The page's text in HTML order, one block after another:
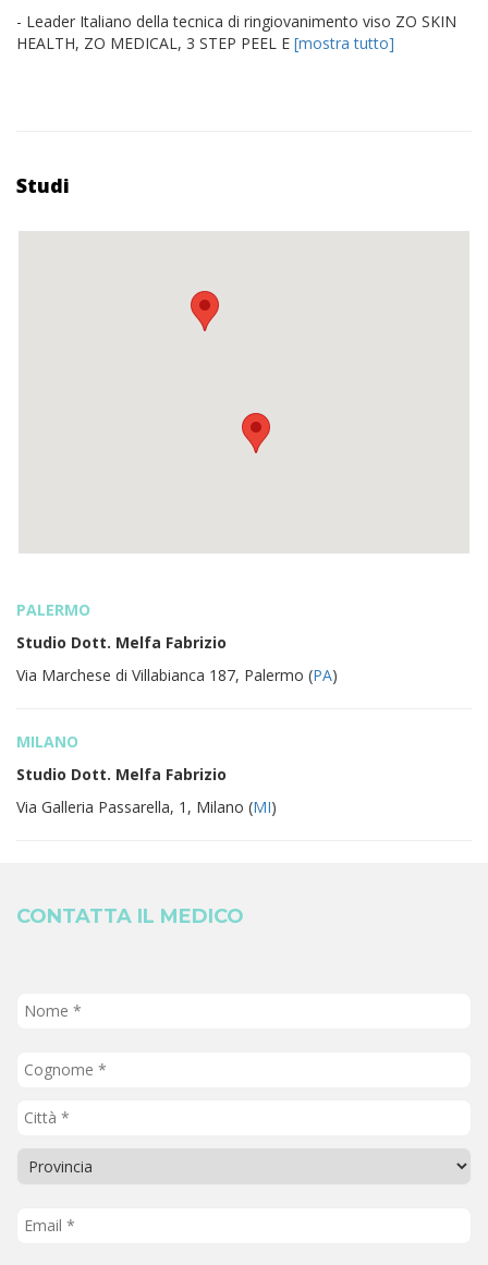
- Leader Italiano della tecnica di ringiovanimento viso ZO SKIN
HEALTH, ZO MEDICAL, 3 STEP PEEL E [mostra tutto]
Studi
PALERMO
Studio Dott. Melfa Fabrizio
Via Marchese di Villabianca 187, Palermo (PA)
MILANO
Studio Dott. Melfa Fabrizio
Via Galleria Passarella, 1, Milano (MI)
CONTATTA IL MEDICO